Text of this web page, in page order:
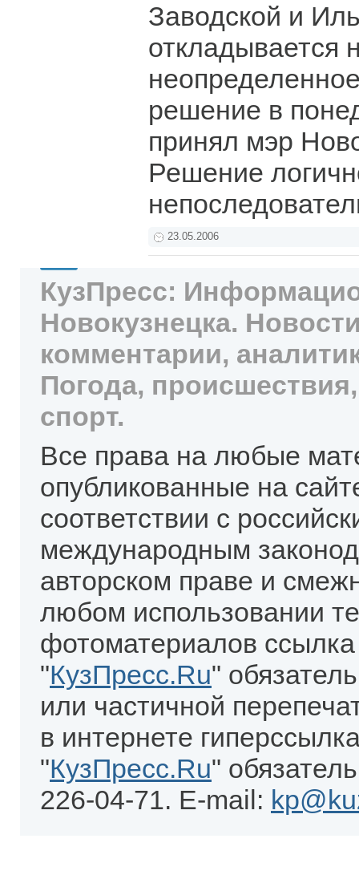
Заводской и
откладывается
решение в
принял мэр
Решение
23.05.2006
КузПресс:
Новокузнецка.
комментарии,
Погода,
спорт.
Все права на любые
опубликованные на
соответствии с
международным
авторском праве и
любом использовании
фотоматериалов
"КузПресс.Ru"
или частичной
в интернете
"КузПресс.Ru"
226-04-71. E-mail: